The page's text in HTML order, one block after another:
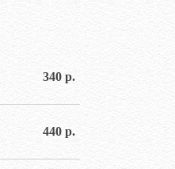
340 р.
440 р.